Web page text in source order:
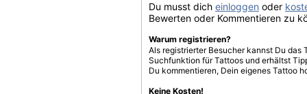
Du musst dich einloggen oder
Bewerten oder Kommentieren zu
Warum registrieren?
Als registrierter Besucher kannst Du
Suchfunktion für Tattoos und erhältst
Du kommentieren, Dein eigenes Tattoo
Keine Kosten!